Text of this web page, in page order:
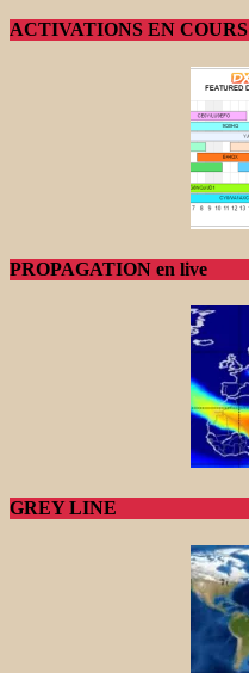
ACTIVATIONS EN COURS
PROPAGATION en live
GREY LINE